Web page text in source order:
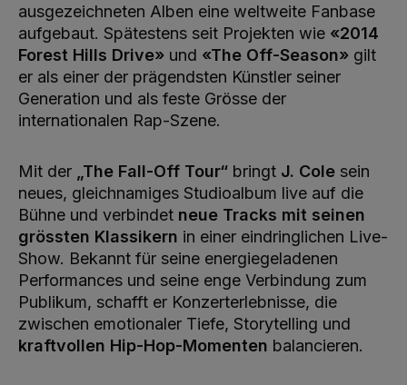
ausgezeichneten Alben eine weltweite Fanbase
aufgebaut. Spätestens seit Projekten wie «2014
Forest Hills Drive» und «The Off-Season» gilt
er als einer der prägendsten Künstler seiner
Generation und als feste Grösse der
internationalen Rap-Szene.
Mit der „The Fall-Off Tour“ bringt J. Cole sein
neues, gleichnamiges Studioalbum live auf die
Bühne und verbindet neue Tracks mit seinen
grössten Klassikern in einer eindringlichen Live-
Show. Bekannt für seine energiegeladenen
Performances und seine enge Verbindung zum
Publikum, schafft er Konzerterlebnisse, die
zwischen emotionaler Tiefe, Storytelling und
kraftvollen Hip-Hop-Momenten balancieren.